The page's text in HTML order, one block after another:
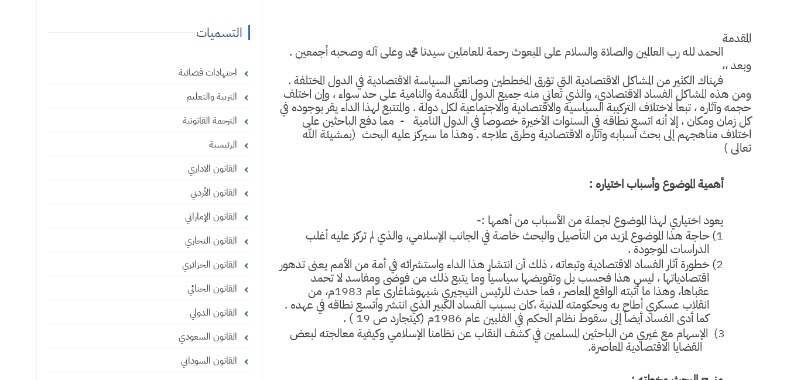
المقدمة
الحمد لله رب العالمين والصلاة والسلام على المبعوث رحمة للعاملين سيدنا محمد وعلى آله وصحبه أجمعين .
وبعد ،،
فهناك الكثير من المشاكل الاقتصادية التي تؤرق المخططين وصانعي السياسة الاقتصادية في الدول المختلفة .
ومن هذه المشاكل الفساد الاقتصادي، والذي تعاني منه جميع الدول المتقدمة والنامية على حد سواء ، وإن اختلف
حجمه وآثاره ، تبعاً لاختلاف التركيبة السياسية والاقتصادية والاجتماعية لكل دولة . والمتتبع لهذا الداء يقر بوجوده في
كل زمان ومكان ، إلا أنه اتسع نطاقه في السنوات الأخيرة خصوصاً في الدول النامية - مما دفع الباحثين على
اختلاف مناهجهم إلى بحث أسبابه وآثاره الاقتصادية وطرق علاجه . وهذا ما سيركز عليه البحث (بمشيئة الله
تعالى )
أهمية الموضوع وأسباب اختياره :
يعود اختياري لهذا الموضوع لجملة من الأسباب من أهمها :-
1) حاجة هذا الموضوع لمزيد من التأصيل والبحث خاصة في الجانب الإسلامي، والذي لم تركز عليه أغلب
الدراسات الموجودة .
2) خطورة أثار الفساد الاقتصادية وتبعاته ، ذلك أن انتشار هذا الداء واستشرائه في أمة من الأمم يعنى تدهور
اقتصادياتها ، ليس هذا فحسب بل وتقويضها سياسياً وما يتبع ذلك من فوضى ومفاسد لا تحمد
عقباها، وهذا ما أثبته الواقع المعاصر ، فما حدث للرئيس النيجيري شيهوشاغارى عام 1983م، من
انقلاب عسكري أطاح به وبحكومته المدنية ،كان بسبب الفساد الكبير الذي انتشر وأتسع نطاقه في عهده .
كما أدى الفساد أيضاً إلى سقوط نظام الحكم في الفلبين عام 1986م (كيتجارد ص 19 ) .
3) الإسهام مع غيري من الباحثين المسلمين في كشف النقاب عن نظامنا الإسلامي وكيفية معالجته لبعض
القضايا الاقتصادية المعاصرة.
التسميات
اجتهادات قضائية
التربية والتعليم
الترجمة القانونية
الرئيسية
القانون الاداري
القانون الأردني
القانون الإماراتي
القانون التجاري
القانون الجزائري
القانون الجنائي
القانون الدولي
القانون السعودي
القانون السوداني